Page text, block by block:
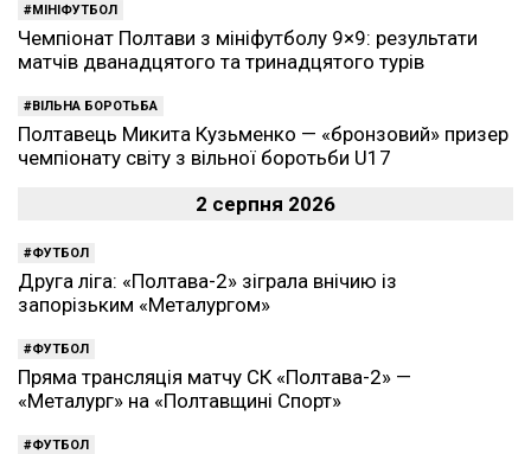
МІНІФУТБОЛ
Чемпіонат Полтави з мініфутболу 9×9: результати
матчів дванадцятого та тринадцятого турів
ВІЛЬНА БОРОТЬБА
Полтавець Микита Кузьменко — «бронзовий» призер
чемпіонату світу з вільної боротьби U17
2 серпня 2026
ФУТБОЛ
Друга ліга: «Полтава-2» зіграла внічию із
запорізьким «Металургом»
ФУТБОЛ
Пряма трансляція матчу СК «Полтава-2» —
«Металург» на «Полтавщині Спорт»
ФУТБОЛ